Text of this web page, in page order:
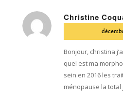
Christine
Bonjour, christina
quel est ma
sein en 2016 les
ménopause la